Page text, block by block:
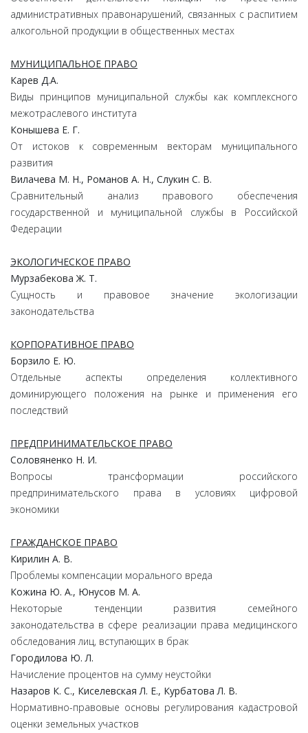
административных правонарушений, связанных с распитием
алкогольной продукции в общественных местах
МУНИЦИПАЛЬНОЕ ПРАВО
Карев Д.А.
Виды принципов муниципальной службы как комплексного
межотраслевого института
Конышева Е. Г.
От истоков к современным векторам муниципального
развития
Вилачева М. Н., Романов А. Н., Слукин С. В.
Сравнительный анализ правового обеспечения
государственной и муниципальной службы в Российской
Федерации
ЭКОЛОГИЧЕСКОЕ ПРАВО
Мурзабекова Ж. Т.
Сущность и правовое значение экологизации
законодательства
КОРПОРАТИВНОЕ ПРАВО
Борзило Е. Ю.
Отдельные аспекты определения коллективного
доминирующего положения на рынке и применения его
последствий
ПРЕДПРИНИМАТЕЛЬСКОЕ ПРАВО
Соловяненко Н. И.
Вопросы трансформации российского
предпринимательского права в условиях цифровой
экономики
ГРАЖДАНСКОЕ ПРАВО
Кирилин А. В.
Проблемы компенсации морального вреда
Кожина Ю. А., Юнусов М. А.
Некоторые тенденции развития семейного
законодательства в сфере реализации права медицинского
обследования лиц, вступающих в брак
Городилова Ю. Л.
Начисление процентов на сумму неустойки
Назаров К. С., Киселевская Л. Е., Курбатова Л. В.
Нормативно-правовые основы регулирования кадастровой
оценки земельных участков